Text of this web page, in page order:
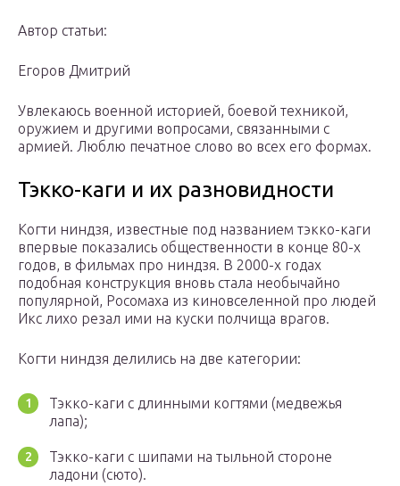
Автор статьи:
Егоров Дмитрий
Увлекаюсь военной историей, боевой техникой,
оружием и другими вопросами, связанными с
армией. Люблю печатное слово во всех его формах.
Тэкко-каги и их разновидности
Когти ниндзя, известные под названием тэкко-каги
впервые показались общественности в конце 80-х
годов, в фильмах про ниндзя. В 2000-х годах
подобная конструкция вновь стала необычайно
популярной, Росомаха из киновселенной про людей
Икс лихо резал ими на куски полчища врагов.
Когти ниндзя делились на две категории:
Тэкко-каги с длинными когтями (медвежья
лапа);
Тэкко-каги с шипами на тыльной стороне
ладони (сюто).